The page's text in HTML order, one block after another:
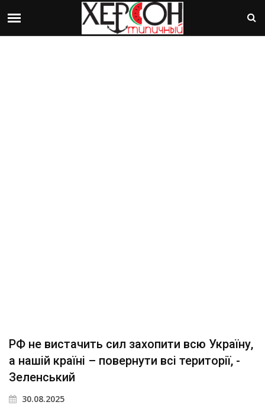
РФ не вистачить сил захопити всю Україну,
а нашій країні – повернути всі території, -
Зеленський
30.08.2025